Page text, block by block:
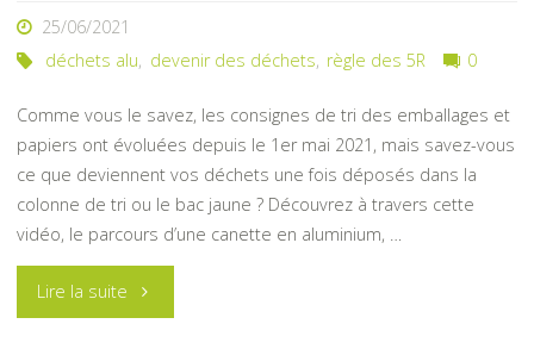
25/06/2021
déchets alu, devenir des déchets, règle des 5R 0
Comme vous le savez, les consignes de tri des emballages et
papiers ont évoluées depuis le 1er mai 2021, mais savez-vous
ce que deviennent vos déchets une fois déposés dans la
colonne de tri ou le bac jaune ? Découvrez à travers cette
vidéo, le parcours d’une canette en aluminium, …
Lire la suite"Que